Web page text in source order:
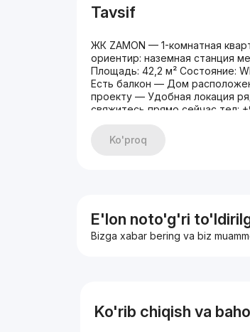
Tavsif
ЖК ZAMON — 1-комнатная
ориентир: наземная станция
Площадь: 42,2 м² Состояние:
Есть балкон — Дом
проекту — Удобная локация
свяжитесь прямо сейчас тел:
Ko'proq
E'lon noto'g'ri
Bizga xabar bering va biz
Ko'rib chiqish va